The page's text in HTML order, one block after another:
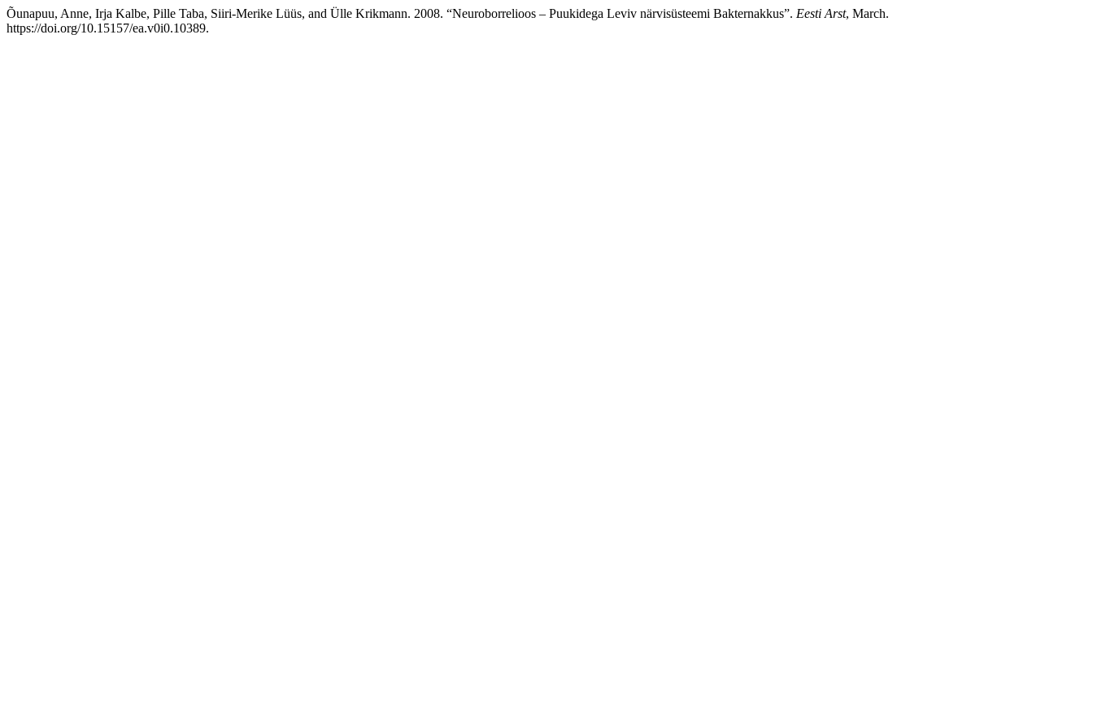
Õunapuu, Anne, Irja Kalbe, Pille Taba, Siiri-Merike Lüüs, and Ülle Krikmann. 2008. “Neuroborrelioos – Puukidega Leviv närvisüsteemi Bakternakkus”. Eesti Arst, March.
https://doi.org/10.15157/ea.v0i0.10389.